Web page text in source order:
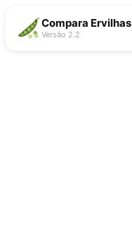
Compara Ervilhas
Versão 2.2